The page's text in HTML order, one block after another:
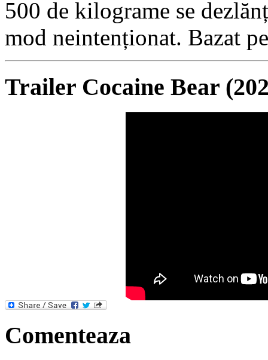
500 de kilograme se
mod neintenționat. Bazat
Trailer Cocaine Bear
Comenteaza